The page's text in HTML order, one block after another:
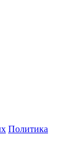
Политика